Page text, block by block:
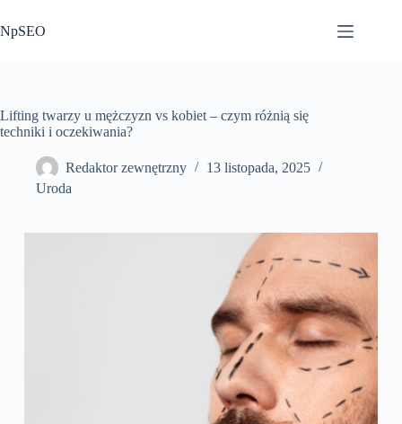
do
treści
NpSEO
Lifting twarzy u mężczyzn vs kobiet – czym różnią się
techniki i oczekiwania?
Redaktor zewnętrzny
13 listopada, 2025
Uroda